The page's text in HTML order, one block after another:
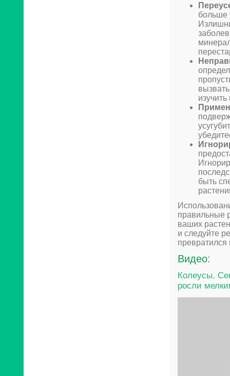
больше
быть
правильные
ваших
и следуйте
Видео:
Колеусы.
росли